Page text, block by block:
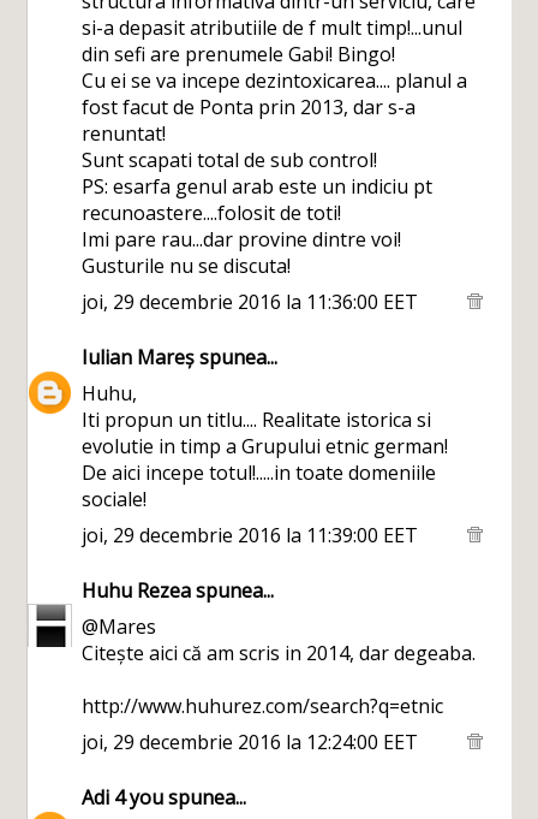
si-a depasit atributiile de f mult timp!...unul
din sefi are prenumele Gabi! Bingo!
Cu ei se va incepe dezintoxicarea.... planul a
fost facut de Ponta prin 2013, dar s-a
renuntat!
Sunt scapati total de sub control!
PS: esarfa genul arab este un indiciu pt
recunoastere....folosit de toti!
Imi pare rau...dar provine dintre voi!
Gusturile nu se discuta!
joi, 29 decembrie 2016 la 11:36:00 EET
Iulian Mareșspunea...
Huhu,
Iti propun un titlu.... Realitate istorica si
evolutie in timp a Grupului etnic german!
De aici incepe totul!.....in toate domeniile
sociale!
joi, 29 decembrie 2016 la 11:39:00 EET
Huhu Rezeaspunea...
@Mares
Citește aici că am scris in 2014, dar degeaba.
http://www.huhurez.com/search?q=etnic
joi, 29 decembrie 2016 la 12:24:00 EET
Adi 4 youspunea...